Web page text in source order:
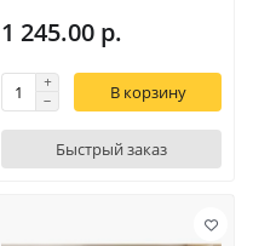
1 245.00 р.
В корзину
Быстрый заказ